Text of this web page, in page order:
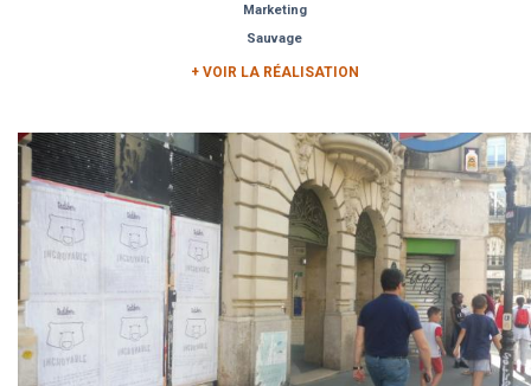
Marketing
Sauvage
+ VOIR LA RÉALISATION